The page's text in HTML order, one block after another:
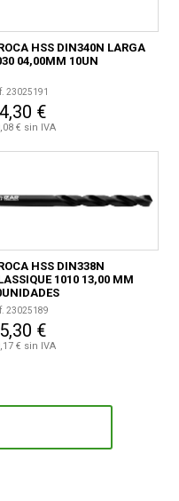
HSS DIN340N LARGA
04,00MM 10UN
23025191
€
€ sin IVA
HSS DIN338N
1010 13,00 MM
23025189
€
€ sin IVA